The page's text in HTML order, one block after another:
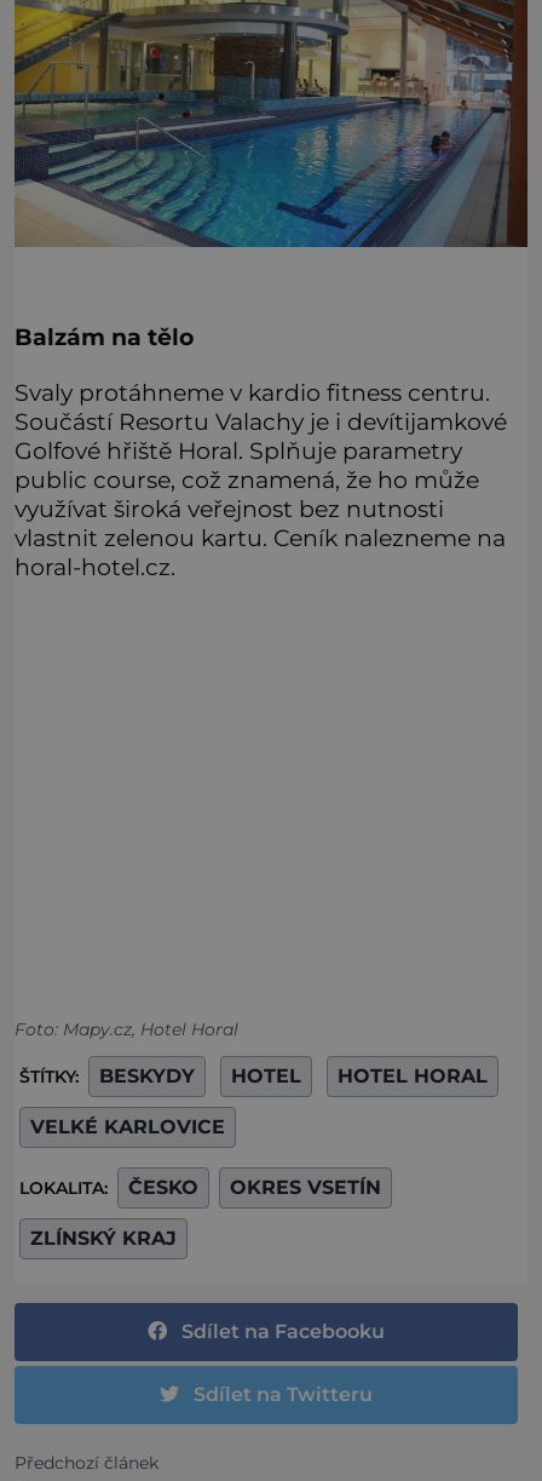
Balzám na tělo
Svaly protáhneme v kardio fitness centru.
Součástí Resortu Valachy je i devítijamkové
Golfové hřiště Horal. Splňuje parametry
public course, což znamená, že ho může
využívat široká veřejnost bez nutnosti
vlastnit zelenou kartu. Ceník nalezneme na
horal-hotel.cz.
Foto: Mapy.cz, Hotel Horal
ŠTÍTKY: BESKYDY HOTEL HOTEL HORAL
VELKÉ KARLOVICE
LOKALITA: ČESKO OKRES VSETÍN
ZLÍNSKÝ KRAJ
Sdílet na Facebooku
Sdílet na Twitteru
Předchozí článek